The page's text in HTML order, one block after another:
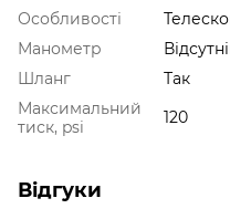
Особливості
Манометр
Шланг
Так
Максимальний
тиск, psi
120
Відгуки